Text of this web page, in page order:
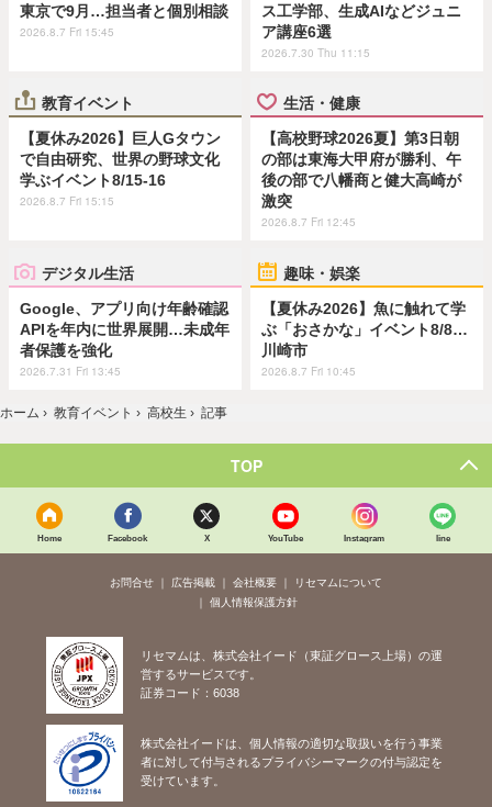
東京で9月…担当者と個別相談
2026.8.7 Fri 15:45
ス工学部、生成AIなどジュニ
ア講座6選
2026.7.30 Thu 11:15
教育イベント
【夏休み2026】巨人Gタウン
で自由研究、世界の野球文化
学ぶイベント8/15-16
2026.8.7 Fri 15:15
生活・健康
【高校野球2026夏】第3日朝
の部は東海大甲府が勝利、午
後の部で八幡商と健大高崎が
激突
2026.8.7 Fri 12:45
デジタル生活
Google、アプリ向け年齢確認
APIを年内に世界展開…未成年
者保護を強化
2026.7.31 Fri 13:45
趣味・娯楽
【夏休み2026】魚に触れて学
ぶ「おさかな」イベント8/8…
川崎市
2026.8.7 Fri 10:45
ホーム › 教育イベント › 高校生 › 記事
TOP
Home Facebook X YouTube Instagram line
お問合せ 広告掲載 会社概要
リセマムについて
個人情報保護方針
リセマムは、株式会社イード（東証グロース上場）の運
営するサービスです。
証券コード：6038
株式会社イードは、個人情報の適切な取扱いを行う事業
者に対して付与されるプライバシーマークの付与認定を
受けています。